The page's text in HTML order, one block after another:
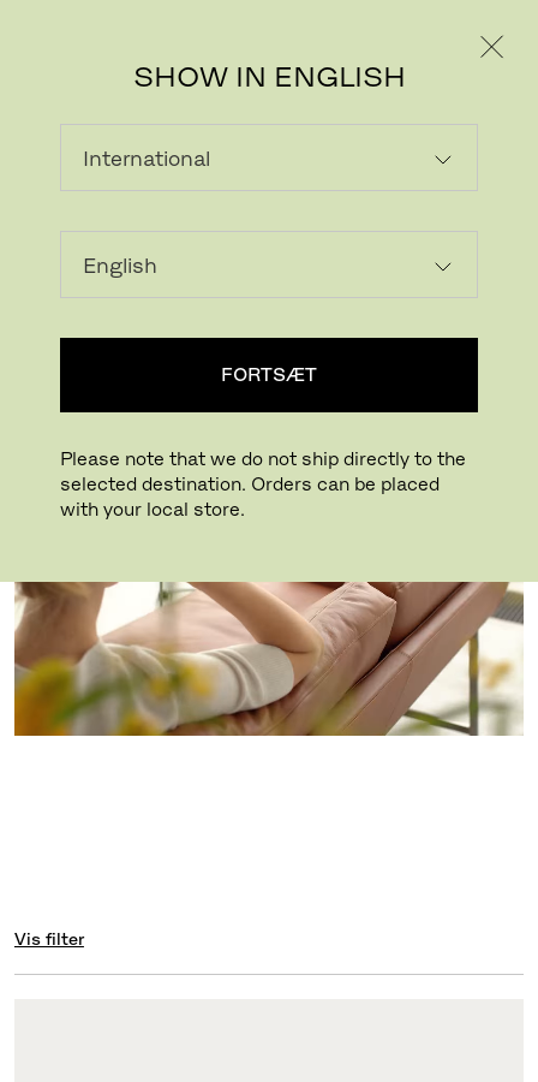
SHOW IN ENGLISH
FORTSÆT
Please note that we do not ship directly to the
selected destination. Orders can be placed
with your local store.
LISSONI™ SOFA
Lissoni™ sofaen er en sofistikeret, moderne
af Piero Lissoni, er karakteriseret ved sine
rene linjer og fejlfri detaljer. Dens
Vis filter